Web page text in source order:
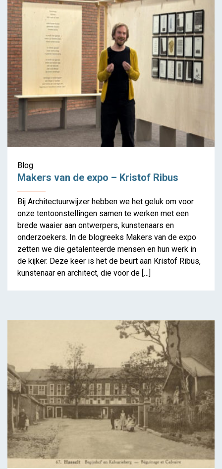
HouseEurope! Teken de
petitie tegen sloop.
Campagne ‘Welke weg
mag weg?’
Blog
Makers van de expo – Kristof Ribus
Bij Architectuurwijzer hebben we het geluk om voor
onze tentoonstellingen samen te werken met een
brede waaier aan ontwerpers, kunstenaars en
onderzoekers. In de blogreeks Makers van de expo
zetten we die getalenteerde mensen en hun werk in
de kijker. Deze keer is het de beurt aan Kristof Ribus,
kunstenaar en architect, die voor de […]